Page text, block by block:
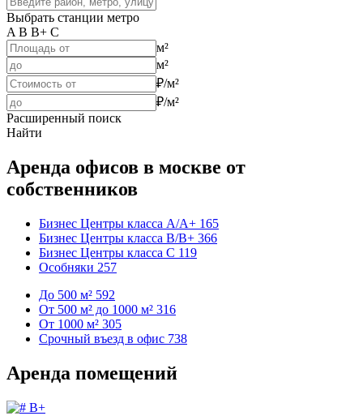
Выбрать станции метро
A B B+ C
м²
м²
₽/м²
₽/м²
Расширенный поиск
Найти
Аренда офисов в москве от
собственников
Бизнес Центры класса А/А+ 165
Бизнес Центры класса B/B+ 366
Бизнес Центры класса C 119
Особняки 257
До 500 м² 592
От 500 м² до 1000 м² 316
От 1000 м² 305
Срочный въезд в офис 738
Аренда помещений
B+